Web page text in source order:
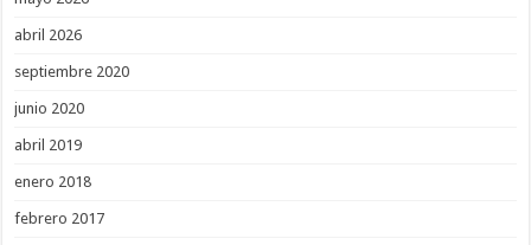
abril 2026
septiembre 2020
junio 2020
abril 2019
enero 2018
febrero 2017